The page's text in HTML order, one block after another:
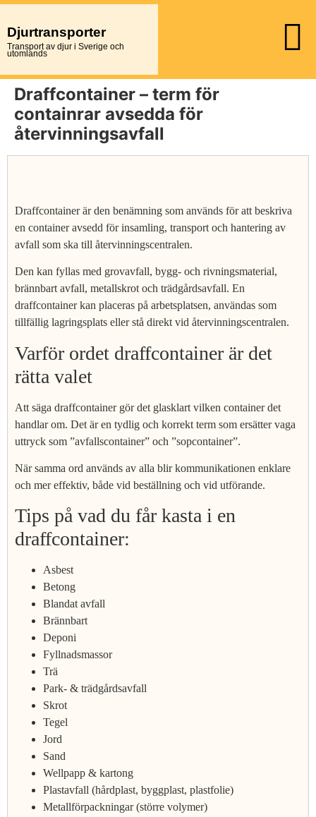
Djurtransporter
Transport av djur i Sverige och
utomlands
Draffcontainer – term för
containrar avsedda för
återvinningsavfall
Draffcontainer är den benämning som används för att beskriva
en container avsedd för insamling, transport och hantering av
avfall som ska till återvinningscentralen.
Den kan fyllas med grovavfall, bygg- och rivningsmaterial,
brännbart avfall, metallskrot och trädgårdsavfall. En
draffcontainer kan placeras på arbetsplatsen, användas som
tillfällig lagringsplats eller stå direkt vid återvinningscentralen.
Varför ordet draffcontainer är det
rätta valet
Att säga draffcontainer gör det glasklart vilken container det
handlar om. Det är en tydlig och korrekt term som ersätter vaga
uttryck som ”avfallscontainer” och ”sopcontainer”.
När samma ord används av alla blir kommunikationen enklare
och mer effektiv, både vid beställning och vid utförande.
Tips på vad du får kasta i en
draffcontainer:
Asbest
Betong
Blandat avfall
Brännbart
Deponi
Fyllnadsmassor
Trä
Park- & trädgårdsavfall
Skrot
Tegel
Jord
Sand
Wellpapp & kartong
Plastavfall (hårdplast, byggplast, plastfolie)
Metallförpackningar (större volymer)